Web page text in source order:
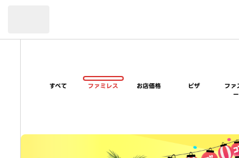
すべて ファミレス お店価格 ピザ
ファ
超ゴイゴイヤスー夏祭